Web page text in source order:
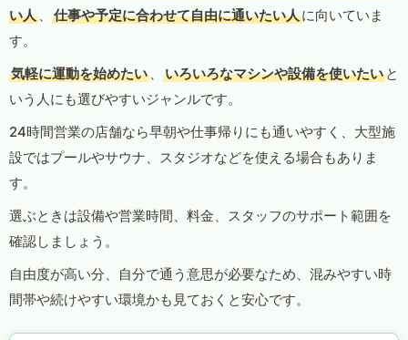
い人 、 仕事や予定に合わせて自由に通いたい人に向いていま
す。
気軽に運動を始めたい 、 いろいろなマシンや設備を使いたい と
いう人にも選びやすいジャンルです。
24時間営業の店舗なら早朝や仕事帰りにも通いやすく、大型施
設ではプールやサウナ、スタジオなどを使える場合もありま
す。
選ぶときは設備や営業時間、料金、スタッフのサポート範囲を
確認しましょう。
自由度が高い分、自分で通う意思が必要なため、混みやすい時
間帯や続けやすい環境かも見ておくと安心です。